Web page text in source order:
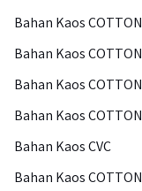
Bahan Kaos
Bahan Kaos
Bahan Kaos
Bahan Kaos
Bahan Kaos CVC
Bahan Kaos COTTON